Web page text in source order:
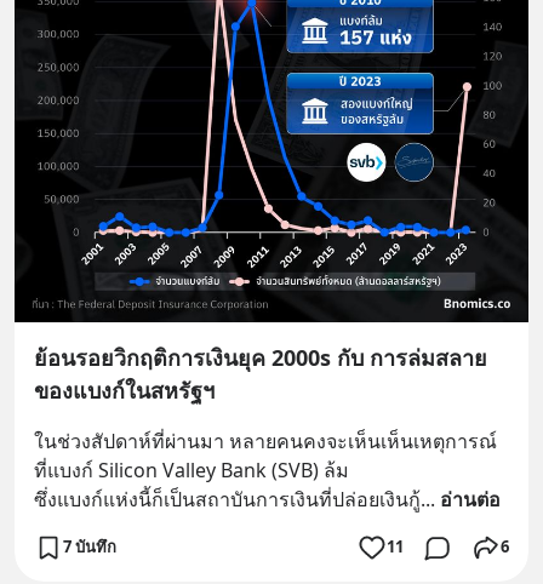
ย้อนรอยวิกฤติการเงินยุค 2000s กับ การล่มสลาย
ของแบงก์ในสหรัฐฯ
ในช่วงสัปดาห์ที่ผ่านมา หลายคนคงจะเห็นเห็นเหตุการณ์
ที่แบงก์ Silicon Valley Bank (SVB) ล้ม
ซึ่งแบงก์แห่งนี้ก็เป็นสถาบันการเงินที่ปล่อยเงินกู้... อ่านต่อ
7 บันทึก 11 6